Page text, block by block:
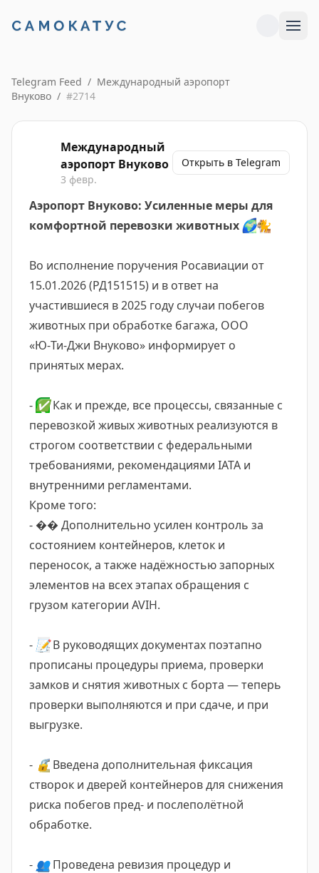
Telegram Feed / Международный аэропорт
Внуково / #2714
Международный
аэропорт Внуково
3 февр.
Открыть в Telegram
Аэропорт Внуково: Усиленные меры для
комфортной перевозки животных🌍🐈
Во исполнение поручения Росавиации от
15.01.2026 (РД151515) и в ответ на
участившиеся в 2025 году случаи побегов
животных при обработке багажа, ООО
«Ю‑Ти‑Джи Внуково» информирует о
принятых мерах.
-✅Как и прежде, все процессы, связанные с
перевозкой живых животных реализуются в
строгом соответствии с федеральными
требованиями, рекомендациями IATA и
внутренними регламентами.
Кроме того:
- �� Дополнительно усилен контроль за
состоянием контейнеров, клеток и
переносок, а также надёжностью запорных
элементов на всех этапах обращения с
грузом категории AVIH.
- 📝В руководящих документах поэтапно
прописаны процедуры приема, проверки
замков и снятия животных с борта — теперь
проверки выполняются и при сдаче, и при
выгрузке.
- 🔒 Введена дополнительная фиксация
створок и дверей контейнеров для снижения
риска побегов пред- и послеполётной
обработке.
- 👥Проведена ревизия процедур и